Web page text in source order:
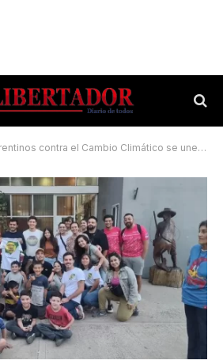
contra el Cambio Climático se une a la COP de Escazú